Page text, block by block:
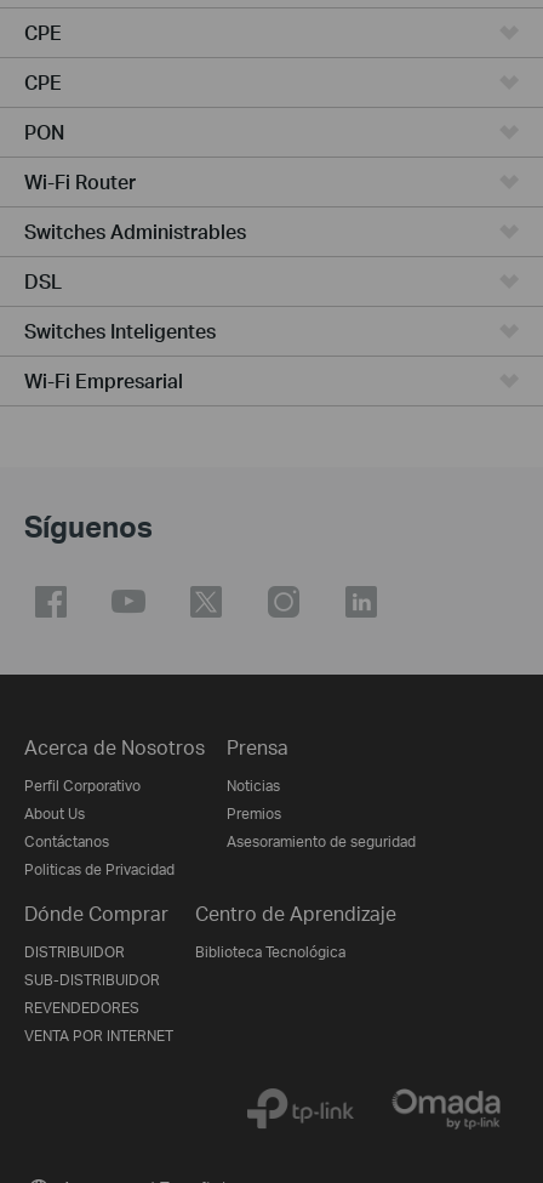
CPE
CPE
PON
Wi-Fi Router
Switches Administrables
DSL
Switches Inteligentes
Wi-Fi Empresarial
Síguenos
Acerca de Nosotros
Perfil Corporativo
About Us
Contáctanos
Politicas de Privacidad
Prensa
Noticias
Premios
Asesoramiento de seguridad
Dónde Comprar
DISTRIBUIDOR
SUB-DISTRIBUIDOR
REVENDEDORES
VENTA POR INTERNET
Centro de Aprendizaje
Biblioteca Tecnológica